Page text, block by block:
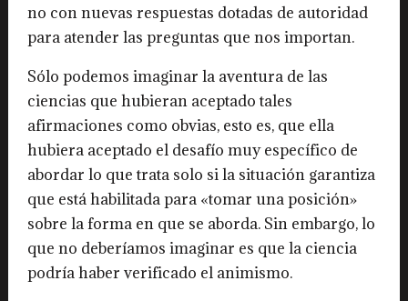
no con nuevas respuestas dotadas de autoridad
para atender las preguntas que nos importan.
Sólo podemos imaginar la aventura de las
ciencias que hubieran aceptado tales
afirmaciones como obvias, esto es, que ella
hubiera aceptado el desafío muy específico de
abordar lo que trata solo si la situación garantiza
que está habilitada para «tomar una posición»
sobre la forma en que se aborda. Sin embargo, lo
que no deberíamos imaginar es que la ciencia
podría haber verificado el animismo.